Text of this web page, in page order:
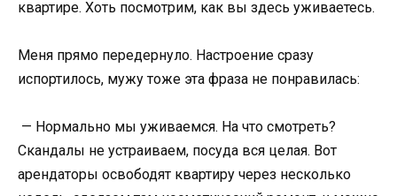
квартире. Хоть посмотрим, как вы здесь уживаетесь.
Меня прямо передернуло. Настроение сразу
испортилось, мужу тоже эта фраза не понравилась:
— Нормально мы уживаемся. На что смотреть?
Скандалы не устраиваем, посуда вся целая. Вот
арендаторы освободят квартиру через несколько